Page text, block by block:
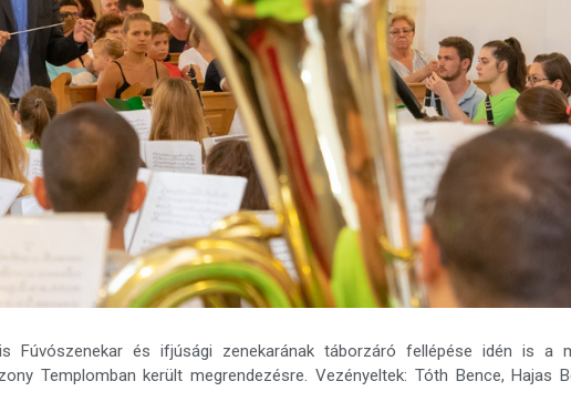
Fúvószenekar és ifjúsági zenekarának táborzáró fellépése idén is a
Templomban került megrendezésre. Vezényeltek: Tóth Bence, Hajas